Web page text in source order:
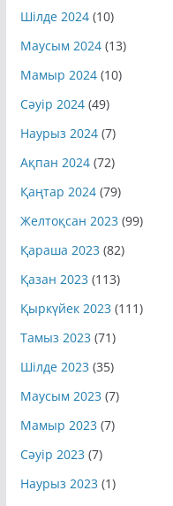
Шілде 2024(10)
Маусым 2024(13)
Мамыр 2024(10)
Сәуір 2024(49)
Наурыз 2024(7)
Ақпан 2024(72)
Қаңтар 2024(79)
Желтоқсан 2023 (99)
Қараша 2023 (82)
Қазан 2023 (113)
Қыркүйек 2023 (111)
Тамыз 2023 (71)
Шілде 2023 (35)
Маусым 2023 (7)
Мамыр 2023 (7)
Сәуір 2023 (7)
Наурыз 2023 (1)